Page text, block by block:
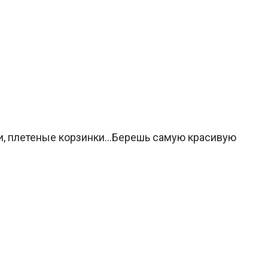
плетеные корзинки…Берешь самую красивую